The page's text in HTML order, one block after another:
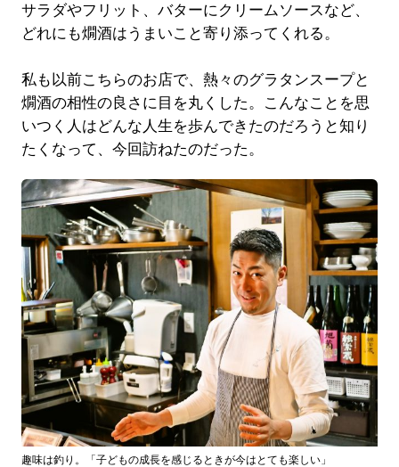
サラダやフリット、バターにクリームソースなど、
どれにも燗酒はうまいこと寄り添ってくれる。
私も以前こちらのお店で、熱々のグラタンスープと
燗酒の相性の良さに目を丸くした。こんなことを思
いつく人はどんな人生を歩んできたのだろうと知り
たくなって、今回訪ねたのだった。
趣味は釣り。「子どもの成長を感じるときが今はとても楽しい」